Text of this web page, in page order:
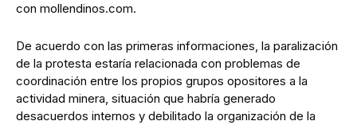
con mollendinos.com.
De acuerdo con las primeras informaciones, la paralización
de la protesta estaría relacionada con problemas de
coordinación entre los propios grupos opositores a la
actividad minera, situación que habría generado
desacuerdos internos y debilitado la organización de la